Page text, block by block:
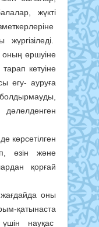
жүкті
оның өршуіне
кетуіне
егу- ауруға
дәлелденген
көрсетілген
өзін және
қорғай
оны
қатынаста
үшін науқас